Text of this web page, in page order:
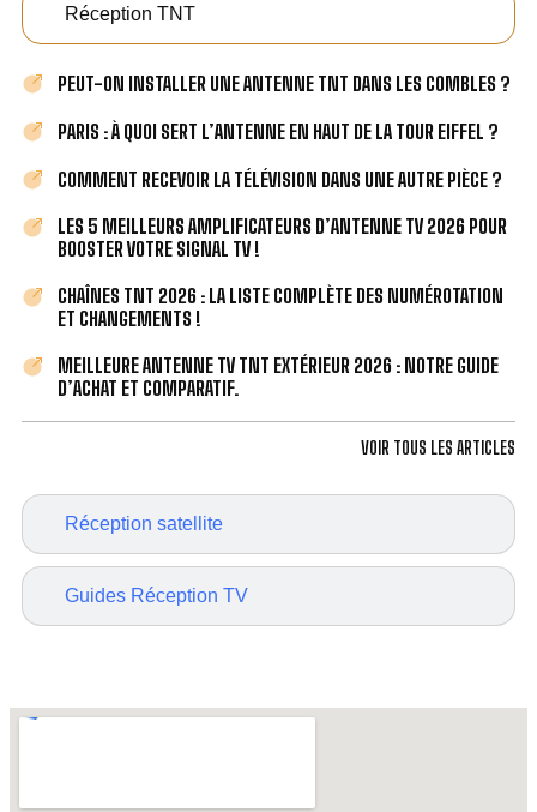
Réception TNT
Réception satellite
Guides Réception TV
PEUT-ON INSTALLER UNE ANTENNE TNT DANS LES COMBLES ?
PARIS : À QUOI SERT L’ANTENNE EN HAUT DE LA TOUR EIFFEL ?
COMMENT RECEVOIR LA TÉLÉVISION DANS UNE AUTRE PIÈCE ?
LES 5 MEILLEURS AMPLIFICATEURS D’ANTENNE TV 2026 POUR
BOOSTER VOTRE SIGNAL TV !
CHAÎNES TNT 2026 : LA LISTE COMPLÈTE DES NUMÉROTATION
ET CHANGEMENTS !
MEILLEURE ANTENNE TV TNT EXTÉRIEUR 2026 : NOTRE GUIDE
D’ACHAT ET COMPARATIF.
VOIR TOUS LES ARTICLES